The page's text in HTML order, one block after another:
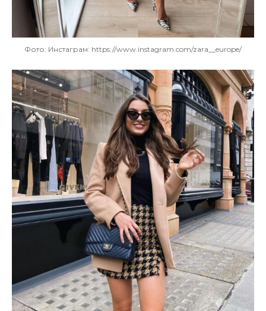
Фото: Инстаграм: https://www.instagram.com/zara__europe/